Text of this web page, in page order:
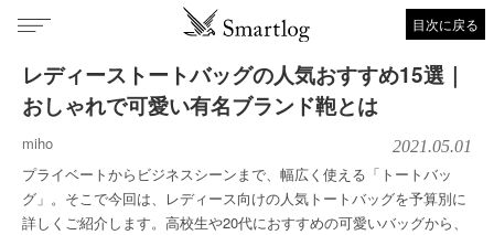
目次に戻る
レディーストートバッグの人気おすすめ15選｜
おしゃれで可愛い有名ブランド鞄とは
miho 2021.05.01
プライベートからビジネスシーンまで、幅広く使える「トートバッ
グ」。そこで今回は、レディース向けの人気トートバッグを予算別に
詳しくご紹介します。高校生や20代におすすめの可愛いバッグから、